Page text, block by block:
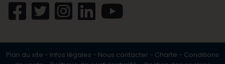
Plan du site - Infos légales - Nous contacter - Charte - Conditions